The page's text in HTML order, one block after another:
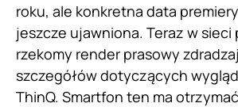
roku, ale konkretna data
jeszcze ujawniona. Teraz w sieci
rzekomy render prasowy
szczegółów dotyczących
ThinQ. Smartfon ten ma